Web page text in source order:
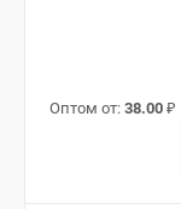
Оптом от: 38.00 ₽